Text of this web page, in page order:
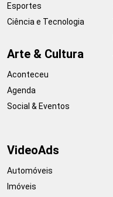
Esportes
Ciência e Tecnologia
Arte & Cultura
Aconteceu
Agenda
Social & Eventos
VideoAds
Automóveis
Imóveis